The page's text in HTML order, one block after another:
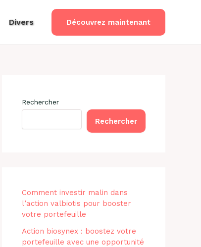
Divers Découvrez maintenant
Rechercher
Rechercher
Comment investir malin dans
l’action valbiotis pour booster
votre portefeuille
Action biosynex : boostez votre
portefeuille avec une opportunité